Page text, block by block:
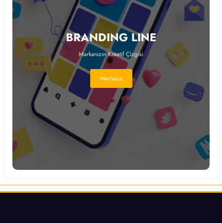
BRANDING LINE
Markanızın Kreatif Çizgisi
Merhaba